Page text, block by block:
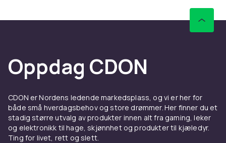
Oppdag CDON
CDON er Nordens ledende markedsplass, og vi er her for
både små hverdagsbehov og store drømmer. Her finner du et
stadig større utvalg av produkter innen alt fra gaming, leker
og elektronikk til hage, skjønnhet og produkter til kjæledyr.
Ting for livet, rett og slett.